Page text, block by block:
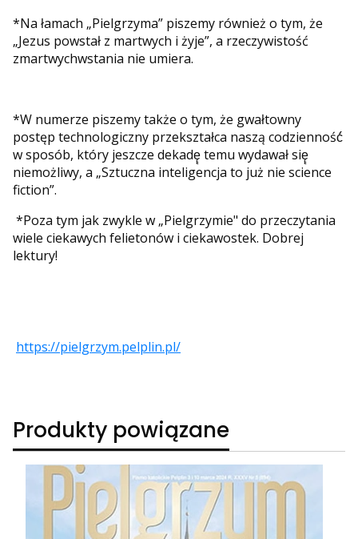
*Na łamach „Pielgrzyma” piszemy również o tym, że
„Jezus powstał z martwych i żyje”, a rzeczywistość
zmartwychwstania nie umiera.
*W numerze piszemy także o tym, że gwałtowny
postęp technologiczny przekształca naszą codzienność́
w sposób, który jeszcze dekadę̨ temu wydawał się̨
niemożliwy, a „Sztuczna inteligencja to już nie science
fiction”.
*Poza tym jak zwykle w „Pielgrzymie" do przeczytania
wiele ciekawych felietonów i ciekawostek. Dobrej
lektury!
https://pielgrzym.pelplin.pl/
Produkty powiązane